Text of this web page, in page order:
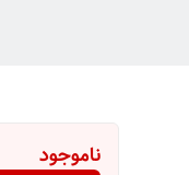
ناموجود